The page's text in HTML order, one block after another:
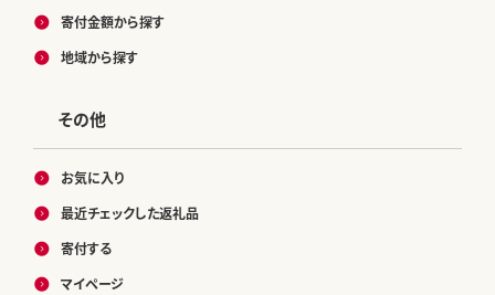
寄付金額から探す
地域から探す
その他
お気に入り
最近チェックした返礼品
寄付する
マイページ